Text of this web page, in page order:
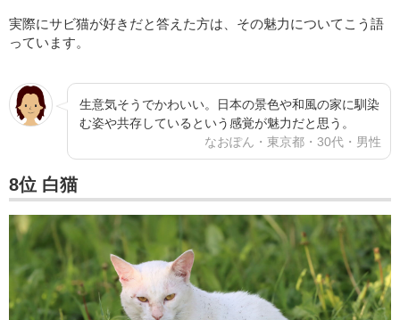
実際にサビ猫が好きだと答えた方は、その魅力についてこう語
っています。
生意気そうでかわいい。日本の景色や和風の家に馴染
む姿や共存しているという感覚が魅力だと思う。
なおぽん・東京都・30代・男性
8位 白猫